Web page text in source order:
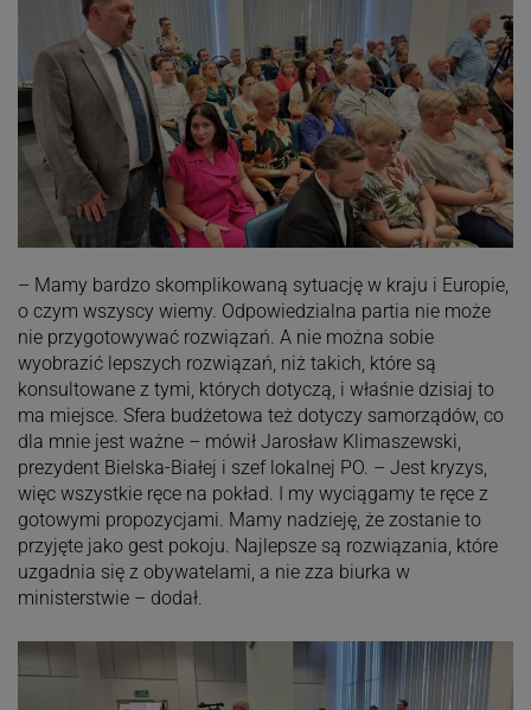
– Mamy bardzo skomplikowaną sytuację w kraju i Europie,
o czym wszyscy wiemy. Odpowiedzialna partia nie może
nie przygotowywać rozwiązań. A nie można sobie
wyobrazić lepszych rozwiązań, niż takich, które są
konsultowane z tymi, których dotyczą, i właśnie dzisiaj to
ma miejsce. Sfera budżetowa też dotyczy samorządów, co
dla mnie jest ważne – mówił Jarosław Klimaszewski,
prezydent Bielska-Białej i szef lokalnej PO. – Jest kryzys,
więc wszystkie ręce na pokład. I my wyciągamy te ręce z
gotowymi propozycjami. Mamy nadzieję, że zostanie to
przyjęte jako gest pokoju. Najlepsze są rozwiązania, które
uzgadnia się z obywatelami, a nie zza biurka w
ministerstwie – dodał.